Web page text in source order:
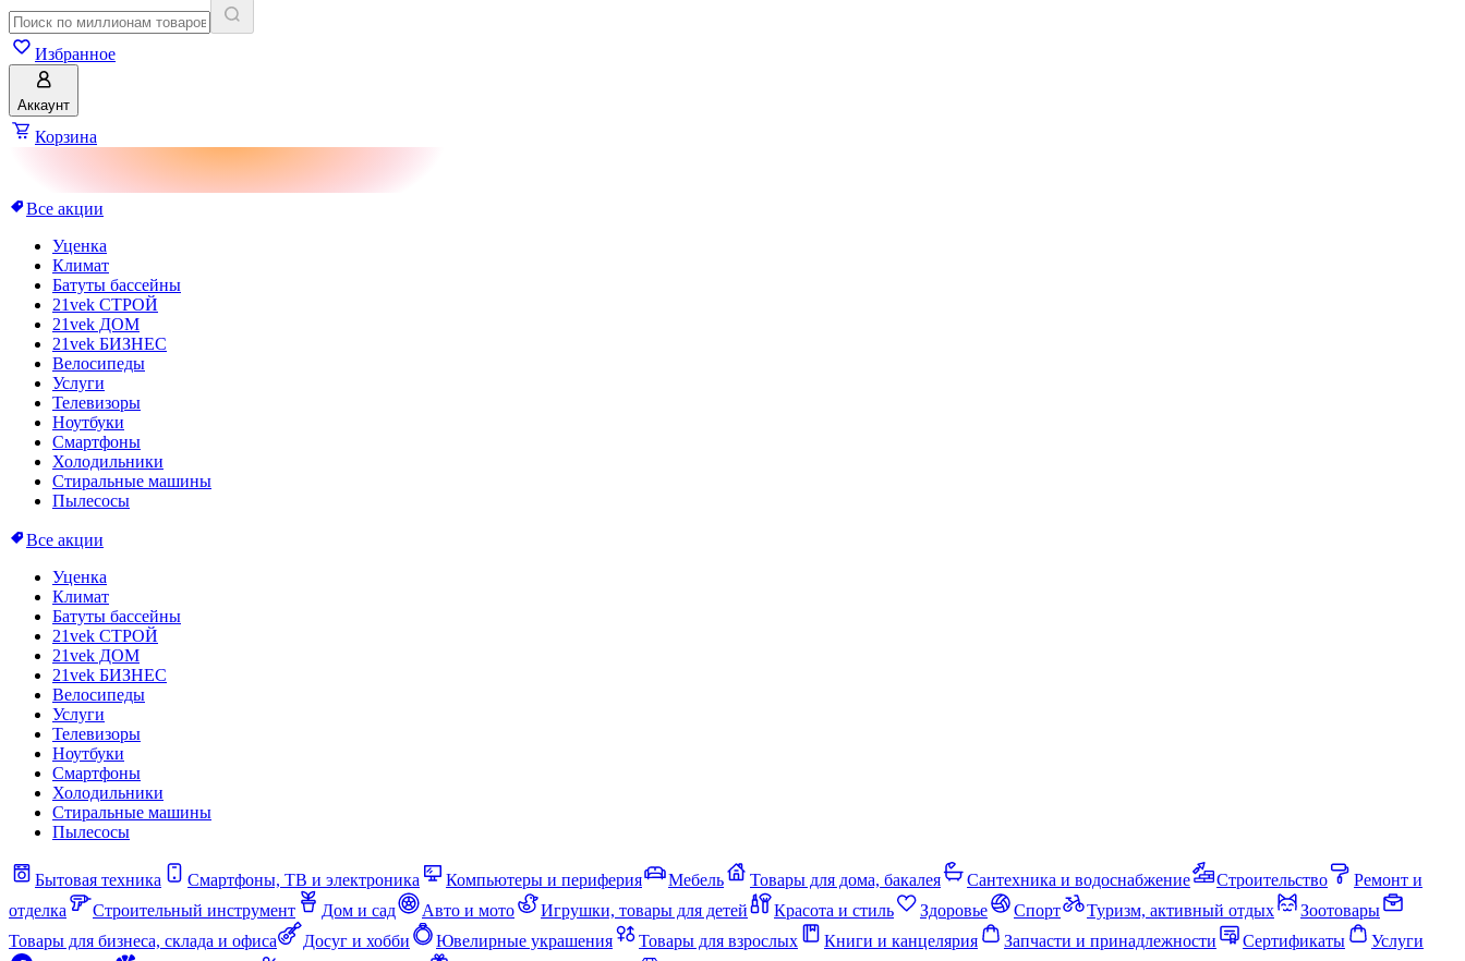
Избранное
Аккаунт
Корзина
Все акции
Уценка
Климат
Батуты бассейны
21vek СТРОЙ
21vek ДОМ
21vek БИЗНЕС
Велосипеды
Услуги
Телевизоры
Ноутбуки
Смартфоны
Холодильники
Стиральные машины
Пылесосы
Все акции
Уценка
Климат
Батуты бассейны
21vek СТРОЙ
21vek ДОМ
21vek БИЗНЕС
Велосипеды
Услуги
Телевизоры
Ноутбуки
Смартфоны
Холодильники
Стиральные машины
Пылесосы
Бытовая техника Смартфоны, ТВ и электроника Компьютеры и периферия Мебель Товары для дома, бакалея Сантехника и водоснабжение Строительство
Ремонт и
отделка
Строительный инструмент Дом и сад Авто и мото Игрушки, товары для детей Красота и стиль Здоровье Спорт Туризм, активный отдых
Зоотовары
Товары для бизнеса, склада и офиса
Досуг и хобби Ювелирные украшения Товары для взрослых Книги и канцелярия Запчасти и принадлежности Сертификаты
Услуги